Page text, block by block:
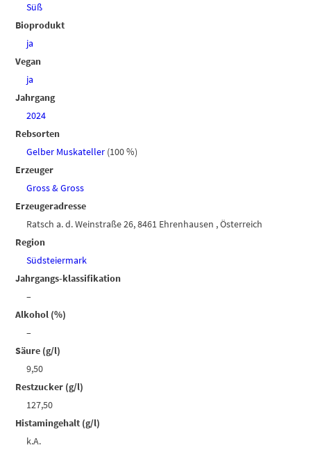
Süß
Bioprodukt
ja
Vegan
ja
Jahrgang
2024
Rebsorten
Gelber Muskateller (100 %)
Erzeuger
Gross & Gross
Erzeugeradresse
Ratsch a. d. Weinstraße 26, 8461 Ehrenhausen , Österreich
Region
Südsteiermark
Jahrgangs-klassifikation
–
Alkohol (%)
–
Säure (g/l)
9,50
Restzucker (g/l)
127,50
Histamingehalt (g/l)
k.A.